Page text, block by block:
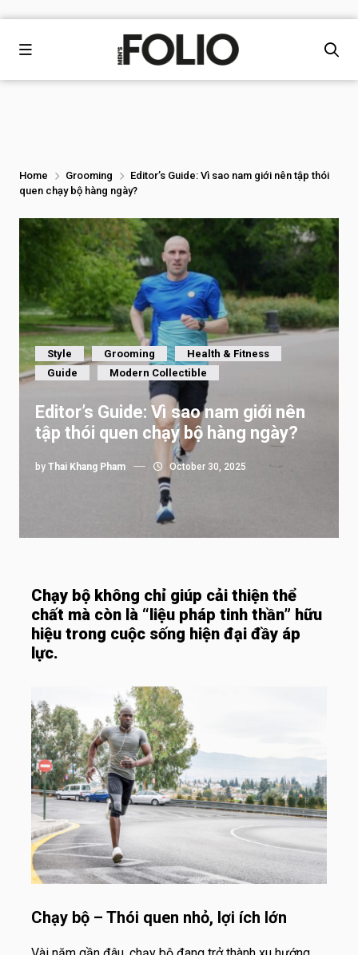
Home Grooming
Editor’s Guide: Vì sao nam giới nên tập thói
quen chạy bộ hàng ngày?
Style Grooming
Health & Fitness
Guide
Modern Collectible
Editor’s Guide: Vì sao nam giới nên
tập thói quen chạy bộ hàng ngày?
by Thai Khang Pham October 30, 2025
Chạy bộ không chỉ giúp cải thiện thể
chất mà còn là “liệu pháp tinh thần” hữu
hiệu trong cuộc sống hiện đại đầy áp
lực.
Chạy bộ – Thói quen nhỏ, lợi ích lớn